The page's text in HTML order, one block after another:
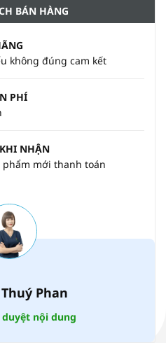
BÁN HÀNG
không đúng cam kết
PHÍ
NHẬN
mới thanh toán
Phan
nội dung